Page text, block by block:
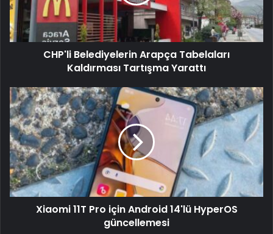
CHP'li Belediyelerin Arapça Tabelaları
Kaldırması Tartışma Yarattı
Xiaomi 11T Pro için Android 14'lü HyperOS
güncellemesi